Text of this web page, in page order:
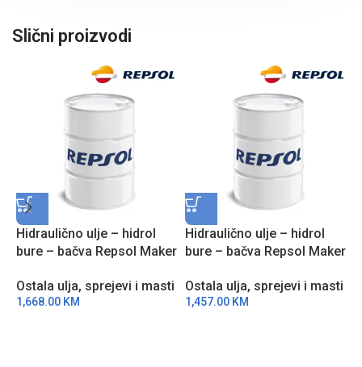
Slični proizvodi
Hidraulično ulje – hidrol
bure – bačva Repsol Maker
RZZ6008GBA
Ostala ulja, sprejevi i masti
1,668.00 KM
Hidraulično ulje – hidrol
bure – bačva Repsol Maker
RGG6008HBA
Ostala ulja, sprejevi i masti
1,457.00 KM